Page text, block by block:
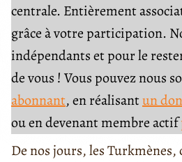
centrale. Entièrement
grâce à votre participation.
indépendants et pour le
de vous ! Vous pouvez nous
abonnant, en réalisantun
ou en devenant membre actif
De nos jours, les Turkmènes,